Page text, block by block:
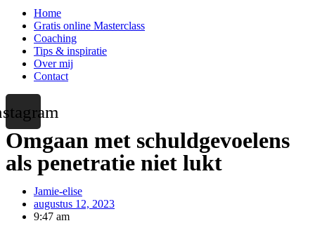
Home
Gratis online Masterclass
Coaching
Tips & inspiratie
Over mij
Contact
Omgaan met schuldgevoelens
als penetratie niet lukt
Jamie-elise
augustus 12, 2023
9:47 am